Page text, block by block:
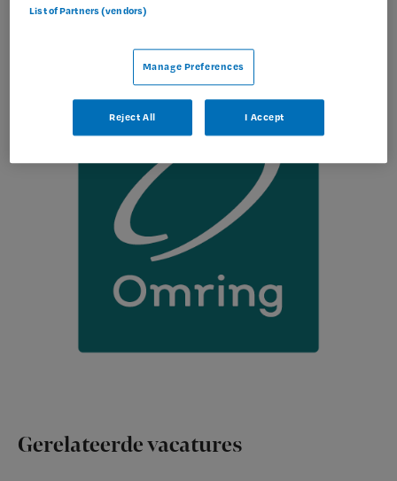
Gerelateerde vacatures
List of Partners (vendors)
Manage Preferences
Reject All I Accept